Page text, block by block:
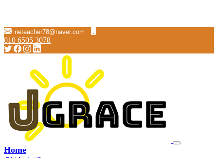
neteacher78@naver.com
010 6505 3078
Home